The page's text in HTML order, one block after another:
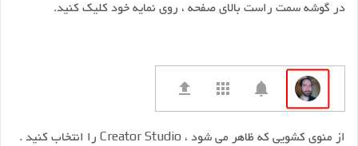
در گوشه سمت راست بالای صفحه ، روی نمایه خود کلیک کنید.
از منوی کشویی که ظاهر می شود ، Creator Studio را انتخاب کنید .